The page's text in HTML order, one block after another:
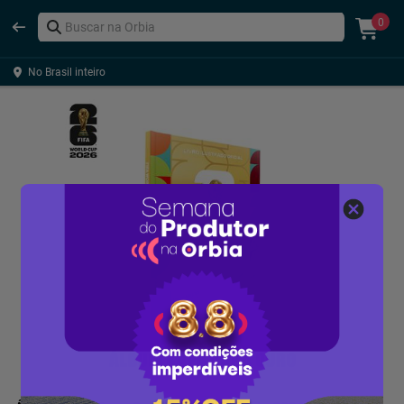
0
No Brasil inteiro